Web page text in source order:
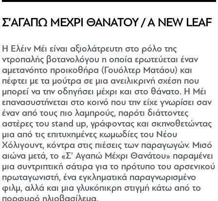
Σ’ΑΓΑΠΩ ΜΕΧΡΙ ΘΑΝΑΤΟΥ / A NEW LEAF
Η Ελέιν Μέι είναι αξιολάτρευτη στο ρόλο της
ντροπαλής βοτανολόγου η οποία ερωτεύεται έναν
αμετανόητο προικοθήρα (Γουόλτερ Ματάου) και
πέφτει με τα μούτρα σε μια ανειλικρινή σχέση που
μπορεί να την οδηγήσει μέχρι και στο θάνατο. Η Μέι
επανασυστήνεται στο κοινό που την είχε γνωρίσει σαν
έναν από τους πιο λαμπρούς, παρότι διάττοντες
αστέρες του stand up, γράφοντας και σκηνοθετώντας
μια από τις επιτυχημένες κωμωδίες του Νέου
Χόλιγουντ, κόντρα στις πιέσεις των παραγωγών. Μισό
αιώνα μετά, το «Σ’ Αγαπώ Μέχρι Θανάτου» παραμένει
μια συντριπτική σάτιρα για το πρότυπο του αρσενικού
πρωταγωνιστή, ένα εγκληματικά παραγνωρισμένο
φιλμ, αλλά και μια γλυκόπικρη στιγμή κάτω από το